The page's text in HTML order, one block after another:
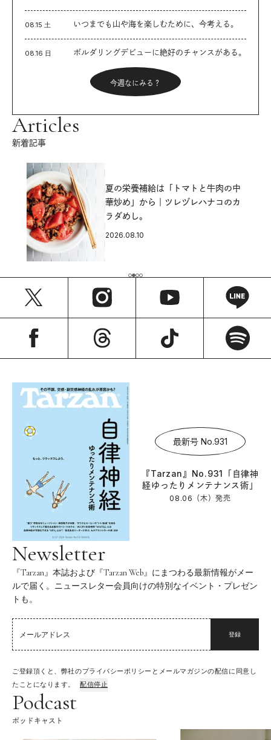
08.15 土 いつまでも山や海を楽しむために、今考える。
08.16 日 ボルダリングデビューに絶好のチャンスがある。
今週なにみる？
Articles
新着記事
夏の栄養補給は「トマトと牛肉の中
華炒め」から｜ツレヅレハナコのカ
ラダめし。
2026.08.10
最新号 No.931
『Tarzan』No.931「自律神
経ゆったりメンテナンス術」
08.06（木）発売
Newsletter
『Tarzan』本誌および『Tarzan Web』にまつわる最新情報がメー
ルで届く。ニュースレター会員向けの特別なイベント・プレゼン
トも。
登録
ご登録頂くと、弊社のプライバシーポリシーとメールマガジンの配信に同意し
たことになります。
配信停止
Podcast
ポッドキャスト